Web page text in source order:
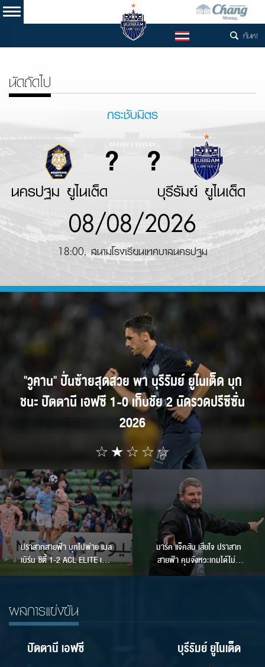
TH ค้นหา
นัดถัดไป
กระชับมิตร
นครปฐม ยูไนเต็ด
? ?
บุรีรัมย์ ยูไนเต็ด
08/08/2026
18:00, สนามโรงเรียนเทศบาลนครปฐม
เต็ด บุก
ดปรีซีซั่น
การจับมือครั้งประวัติศาสตร์! AIS
พันธมิตร บุรีรัมย์ ยูไนเต็ด ร่วมพลิกโ
อุตสาหกรรมฟุตบอลไทย
ปราสาทสายฟ้า บุกไปพ่าย เมล
เบิร์น ซิตี้ 1-2 ACL ELITE เกม
ที่ 3
มาร์ค แจ็คสัน เสียใจ ปราสาท
สายฟ้า คุมจังหวะเกมได้ไม่ดี
พอ เกมบุกพ่าย เมลเบิร์น ซิตี้
ผลการแข่งขัน
ปัตตานี เอฟซี บุรีรัมย์ ยูไนเต็ด